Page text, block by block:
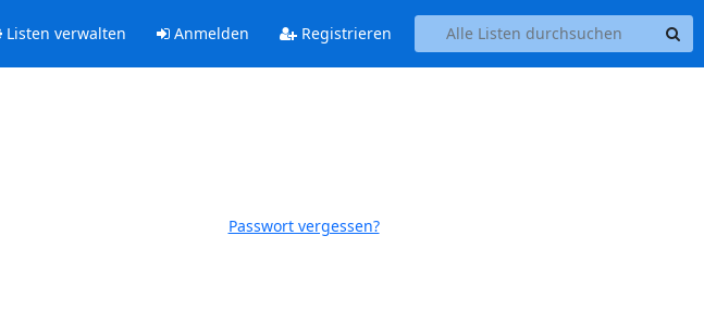
Listen verwalten Anmelden Registrieren
Passwort vergessen?